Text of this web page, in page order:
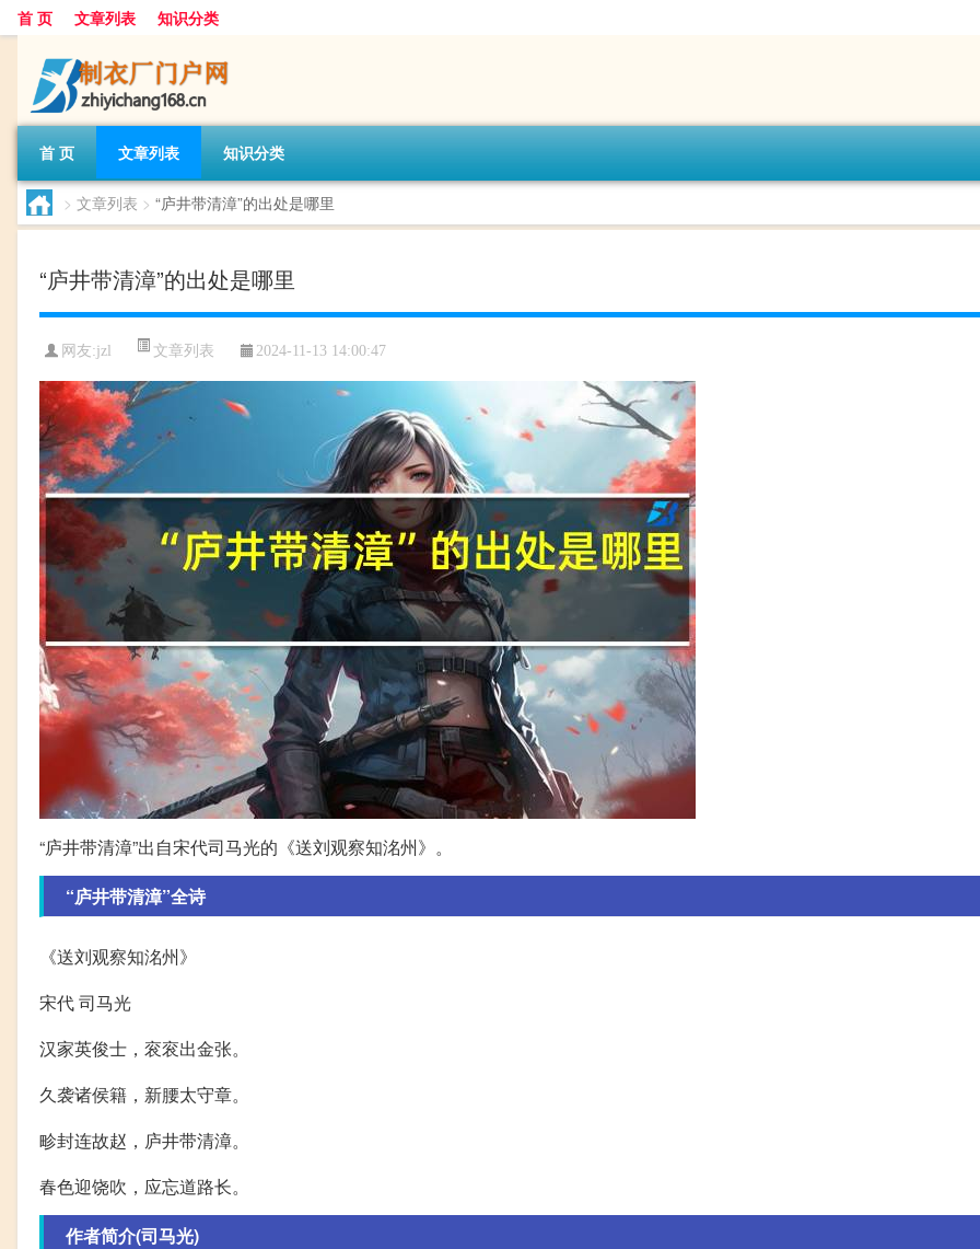
首 页 文章列表 知识分类
首 页 文章列表 知识分类
> 文章列表 > “庐井带清漳”的出处是哪里
“庐井带清漳”的出处是哪里
网友:jzl 文章列表 2024-11-13 14:00:47
“庐井带清漳”出自宋代司马光的《送刘观察知洺州》。
“庐井带清漳”全诗
《送刘观察知洺州》
宋代 司马光
汉家英俊士，衮衮出金张。
久袭诸侯籍，新腰太守章。
畛封连故赵，庐井带清漳。
春色迎饶吹，应忘道路长。
作者简介(司马光)